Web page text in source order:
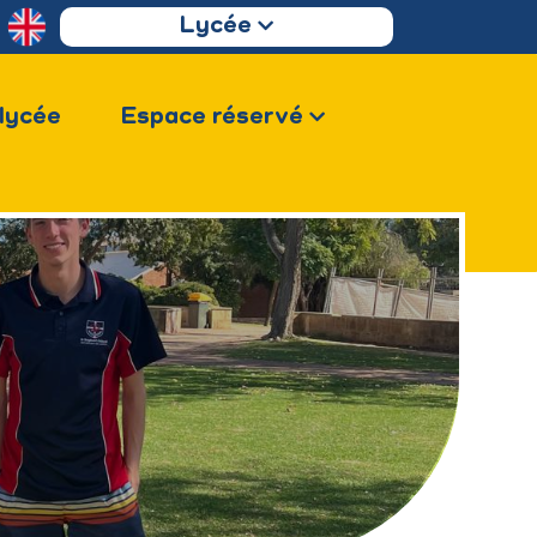
Lycée
Espace réservé